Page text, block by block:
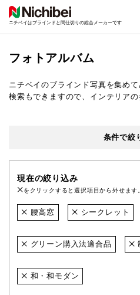
ニチベイはブラインドと間仕切りの総合メーカーです
フォトアルバム
ニチベイのブラインド写真を集めて
検索もできますので、インテリアの
条件で絞
現在の絞り込み
をクリックすると選択項目から外せます
腰高窓 シークレット
グリーン購入法適合品
和・和モダン